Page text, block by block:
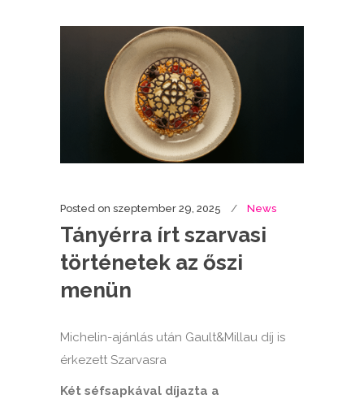
Posted on szeptember 29, 2025 News
Tányérra írt szarvasi
történetek az őszi
menün
Michelin-ajánlás után Gault&Millau díj is
érkezett Szarvasra
Két séfsapkával díjazta a